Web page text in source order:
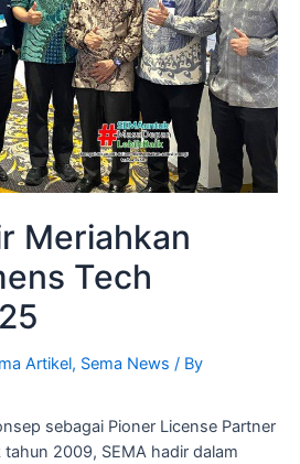
Meriahkan
Tech
Artikel, Sema News / By
sebagai Pioner License Partner
2009, SEMA hadir dalam